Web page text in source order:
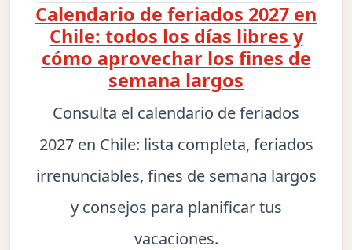
Calendario de feriados 2027 en
Chile: todos los días libres y
cómo aprovechar los fines de
semana largos
Consulta el calendario de feriados
2027 en Chile: lista completa, feriados
irrenunciables, fines de semana largos
y consejos para planificar tus
vacaciones.